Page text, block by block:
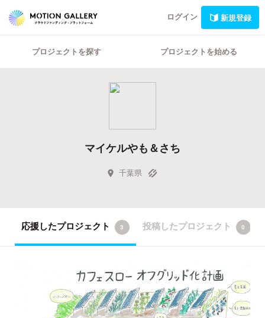
ログイン 新規登録
プロジェクトを探す プロジェクトを始める
マイケルやも＆さち
千葉県
応援したプロジェクト 3 投稿したプロジェクト 0